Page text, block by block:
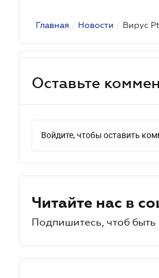
Главная / Новости / Вирус
Оставьте
Войдите, чтобы оставить
Читайте нас в
Подпишитесь, чтоб быть